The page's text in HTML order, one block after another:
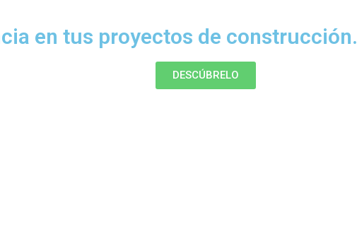
en tus proyectos de construcción.
DESCÚBRELO